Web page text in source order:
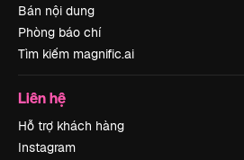
Bán nội dung
Phòng báo chí
Tìm kiếm magnific.ai
Liên hệ
Hỗ trợ khách hàng
Instagram